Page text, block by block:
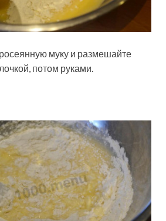
муку и размешайте
потом руками.